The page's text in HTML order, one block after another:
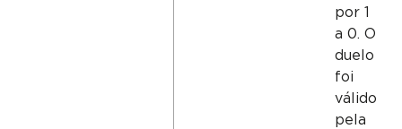
por 1
a 0. O
duelo
foi
válido
pela